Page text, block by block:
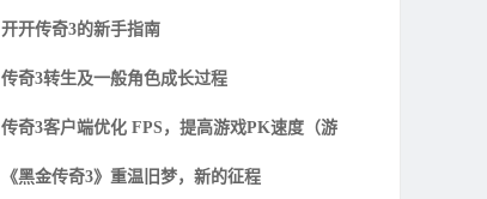
开开传奇3的新手指南
传奇3转生及一般角色成长过程
传奇3客户端优化 FPS，提高游戏PK速度（游
《黑金传奇3》重温旧梦，新的征程